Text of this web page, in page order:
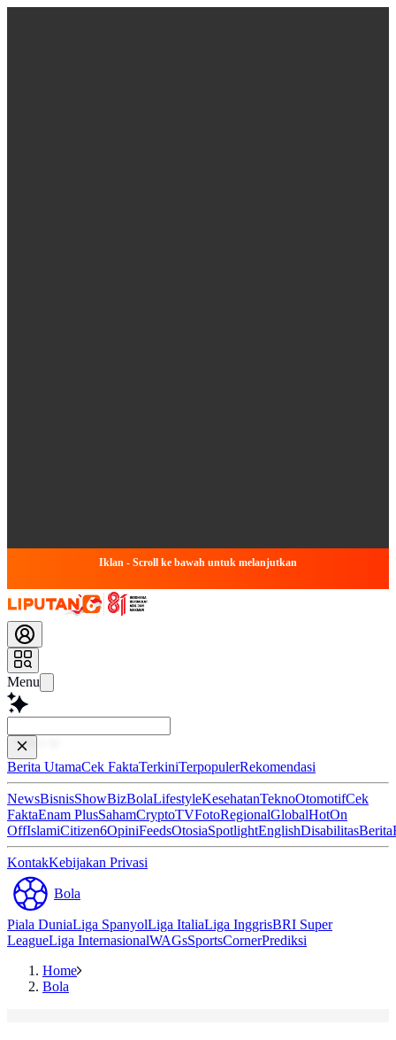
Iklan - Scroll ke bawah untuk melanjutkan
Menu
Baca lebih c
Berita UtamaCek FaktaTerkiniTerpopulerRekomendasi
NewsBisnisShowBizBolaLifestyleKesehatanTeknoOtomotifCek
FaktaEnam PlusSahamCryptoTVFotoRegionalGlobalHotOn
OffIslamiCitizen6OpiniFeedsOtosiaSpotlightEnglishDisabilitasBerita
KontakKebijakan Privasi
Bola
Piala DuniaLiga SpanyolLiga ItaliaLiga InggrisBRI Super
LeagueLiga InternasionalWAGsSportsCornerPrediksi
Home
Bola